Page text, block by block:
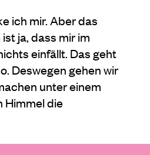
ich mir. Aber das
ja, dass mir im
einfällt. Das geht
Deswegen gehen wir
unter einem
Himmel die